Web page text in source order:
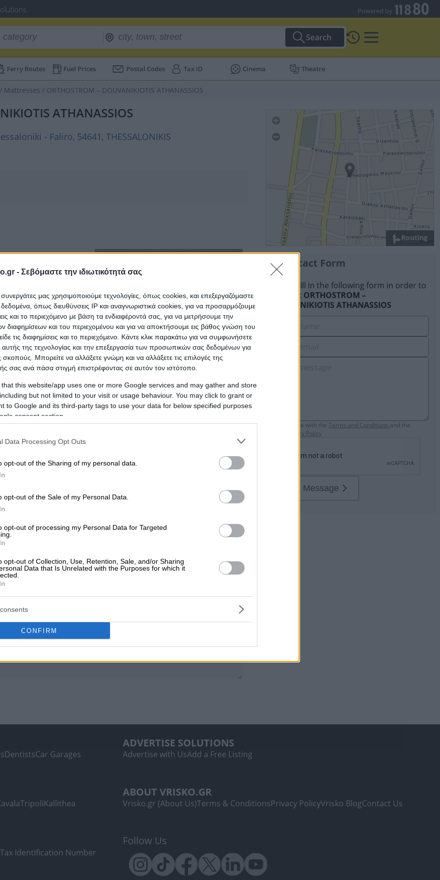
- Σεβόμαστε την ιδιωτικότητά σας
συνεργάτες μας χρησιμοποιούμε τεχνολογίες, όπως cookies, και επεξεργαζόμαστε
όπως διευθύνσεις IP και αναγνωριστικά cookies, για να προσαρμόζουμε
και το περιεχόμενο με βάση τα ενδιαφέροντά σας, για να μετρήσουμε την
διαφημίσεων και του περιεχομένου και για να αποκτήσουμε εις βάθος γνώση του
τις διαφημίσεις και το περιεχόμενο. Κάντε κλικ παρακάτω για να συμφωνήσετε
της τεχνολογίας και την επεξεργασία των προσωπικών σας δεδομένων για
Μπορείτε να αλλάξετε γνώμη και να αλλάξετε τις επιλογές της
σας ανά πάσα στιγμή επιστρέφοντας σε αυτόν τον ιστότοπο.
that this website/app uses one or more Google services and may gather and store
but not limited to your visit or usage behaviour. You may click to grant or
to Google and its third-party tags to use your data for below specified purposes
consent section.
Data Processing Opt Outs
opt-out of the Sharing of my personal data.
opt-out of the Sale of my Personal Data.
opt-out of processing my Personal Data for Targeted
opt-out of Collection, Use, Retention, Sale, and/or Sharing
Data that Is Unrelated with the Purposes for which it
CONFIRM
Powered by
Search
Ferry Routes Fuel Prices Postal Codes Tax ID Cinema Theatre
/ Mattresses / ORTHOSTROM – DOUVANIKIOTIS ATHANASSIOS
ATHANASSIOS
- Faliro, 54641, THESSALONIKIS
any reviews yet
first to share your experience and help other users make
Routing
Contact Form
Please fill in the following form in order to
contact: ORTHOSTROM –
DOUVANIKIOTIS ATHANASSIOS
I agree with the Τerms and Conditions and the
Privacy Policy
Send Message
DentistsCar Garages
ADVERTISE SOLUTIONS
Advertise with UsAdd a Free Listing
TripoliKallithea
ABOUT VRISKO.GR
Vrisko.gr (About Us)Terms & ConditionsPrivacy PolicyVrisko BlogContact Us
Tax Identification Number
Follow Us